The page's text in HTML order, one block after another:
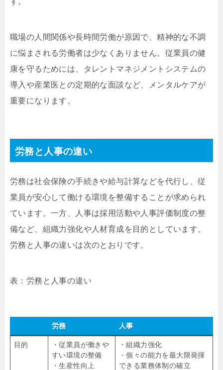
職場の人間関係や長時間労働が原因で、精神的な不調
に悩まされる労働者は少なくありません。従業員の健
康を守るためには、タレントマネジメントシステムの
導入や産業医との定期的な面談など、メンタルケアが
重要になります。
労務と人事の違い
労務は社会保険の手続きや給与計算などを代行し、従
業員が安心して働ける環境を整備することが求められ
ています。一方、人事は採用活動や人事評価制度の整
備など、組織力強化や人材育成を目的としています。
労務と人事の違いは次のとおりです。
表：労務と人事の違い
労務 人事
目的
・従業員が働きや
すい環境の整備
・生産性向上
・組織力強化
・個々の能力を最大限発揮
できる業務体制の確立